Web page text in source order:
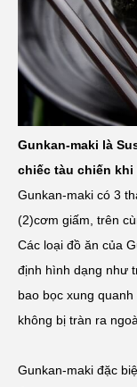
Gunkan-maki là
chiếc tàu chiến
Gunkan-maki có 3
(2)cơm giấm, trên
Các loại đồ ăn của
định hình dạng như
bao bọc xung
không bị tràn ra
Gunkan-maki đặc